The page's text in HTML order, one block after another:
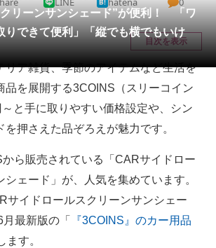
す
新トレンド
のヒント
リーンサンシェード”が便利！ 「ワ
りできて便利」「縦でも横でもいけ
目次を表示
ア雑貨、季節のアイテムなど生活を
品を展開する3COINS（スリーコイン
と手に取りやすい価格設定や、シン
を押さえた品ぞろえが魅力です。
ら販売されている「CARサイドロー
シェード」が、人気を集めています。
サイドロールスクリーンサンシェー
最新版の「
『3COINS』のカー用品
ます。